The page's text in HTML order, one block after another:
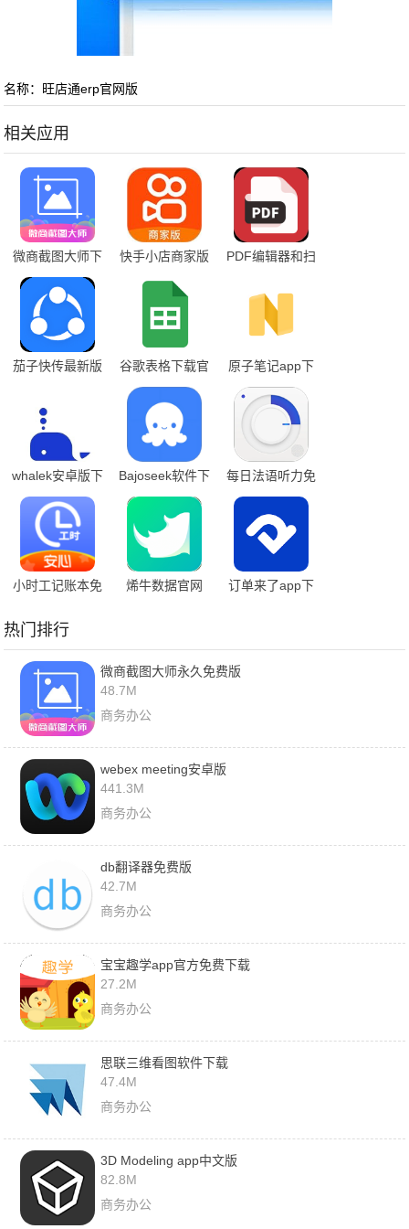
名称：旺店通erp官网版
相关应用
微商截图大师下
载安装手机版免
费
快手小店商家版
PDF编辑器和扫
茄子快传最新版
谷歌表格下载官
网
原子笔记app下
载官方免费
whalek安卓版下
载
Bajoseek软件下
载
每日法语听力免
费版
小时工记账本免
烯牛数据官网
订单来了app下
热门排行
微商截图大师永久免费版
48.7M
商务办公
webex meeting安卓版
441.3M
商务办公
db翻译器免费版
42.7M
商务办公
宝宝趣学app官方免费下载
27.2M
商务办公
思联三维看图软件下载
47.4M
商务办公
3D Modeling app中文版
82.8M
商务办公